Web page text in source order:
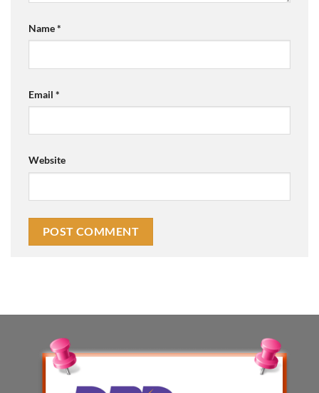
Name*
Email *
Website